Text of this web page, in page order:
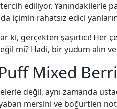
ediliyor. Yanındakilerle
da içimin rahatsız edici
ki, gerçekten şaşırtıcı!
mi? Hadi, bir yudum alın ve
Mixed
değil, aynı zamanda
mersini ve böğürtlen